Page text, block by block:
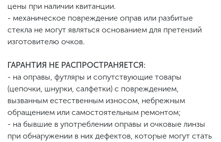
цены при наличии квитанции.
- механическое повреждение оправ или разбитые
стекла не могут являться основанием для претензий
изготовителю очков.
ГАРАНТИЯ НЕ РАСПРОСТРАНЯЕТСЯ:
- на оправы, футляры и сопутствующие товары
(цепочки, шнурки, салфетки) с повреждением,
вызванным естественным износом, небрежным
обращением или самостоятельным ремонтом;
- на бывшие в употреблении оправы и очковые линзы
при обнаружении в них дефектов, которые могут стать